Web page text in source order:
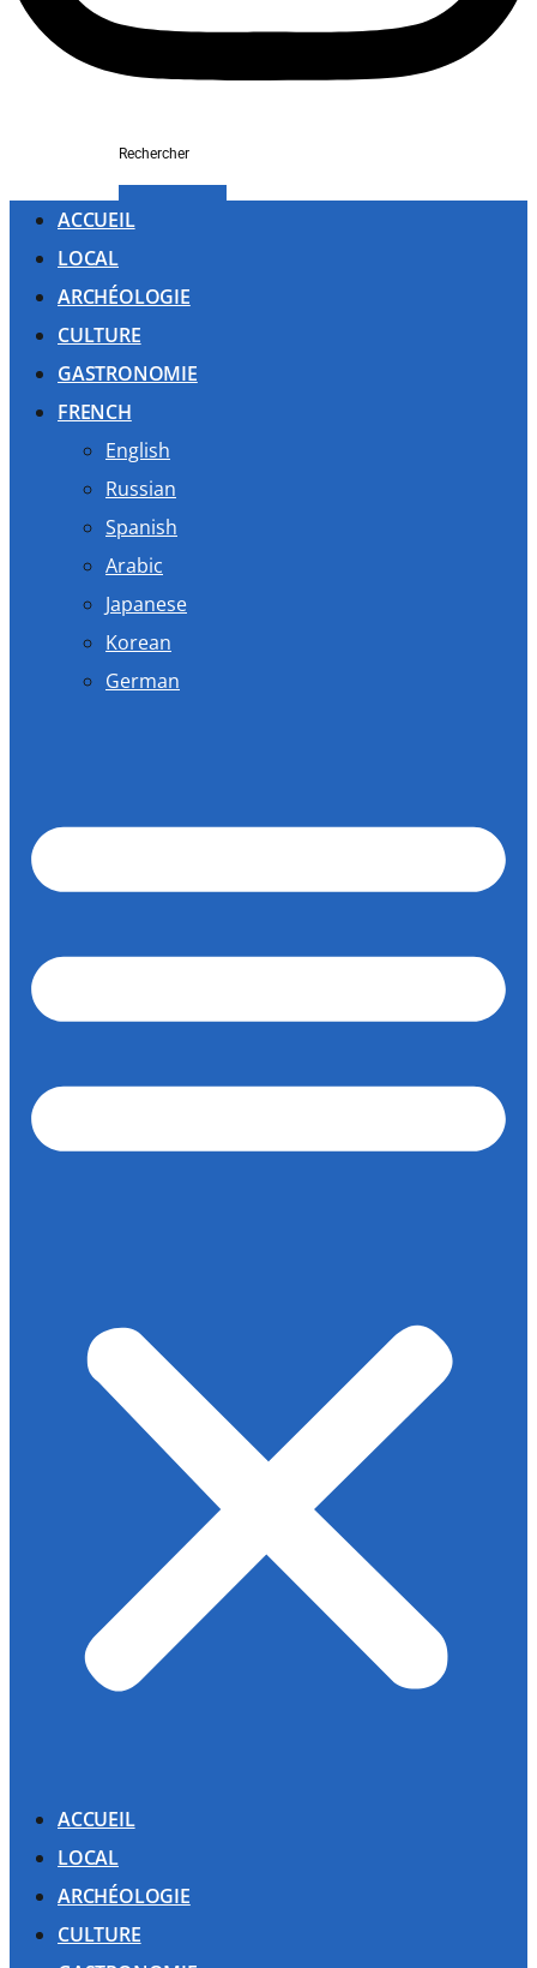
Rechercher
ACCUEIL
LOCAL
ARCHÉOLOGIE
CULTURE
GASTRONOMIE
FRENCH
English
Russian
Spanish
Arabic
Japanese
Korean
German
ACCUEIL
LOCAL
ARCHÉOLOGIE
CULTURE